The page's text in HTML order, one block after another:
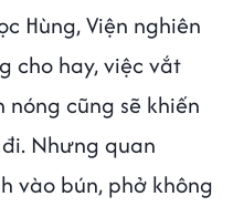
Hùng, Viện nghiên
cho hay, việc vắt
cũng sẽ khiến
Nhưng quan
vào bún, phở không